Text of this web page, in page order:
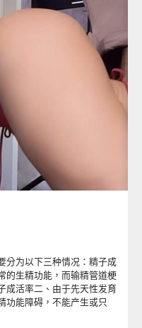
分为以下三种情况：精子成
的生精功能，而输精管道梗
成活率二、由于先天性发育
功能障碍，不能产生或只